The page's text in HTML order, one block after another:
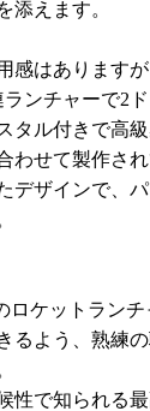
添えます。
感はあります
ンチャーで2
タル付きで高級
わせて製作さ
デザインで、
ロケットラン
るよう、熟練
性で知られる